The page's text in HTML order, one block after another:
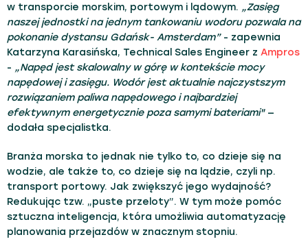
w transporcie morskim, portowym i lądowym. „Zasięg
naszej jednostki na jednym tankowaniu wodoru pozwala na
pokonanie dystansu Gdańsk- Amsterdam” - zapewnia
Katarzyna Karasińska, Technical Sales Engineer z Ampros
- „Napęd jest skalowalny w górę w kontekście mocy
napędowej i zasięgu. Wodór jest aktualnie najczystszym
rozwiązaniem paliwa napędowego i najbardziej
efektywnym energetycznie poza samymi bateriami"—
dodała specjalistka.
Branża morska to jednak nie tylko to, co dzieje się na
wodzie, ale także to, co dzieje się na lądzie, czyli np.
transport portowy. Jak zwiększyć jego wydajność?
Redukując tzw. „puste przeloty”. W tym może pomóc
sztuczna inteligencja, która umożliwia automatyzację
planowania przejazdów w znacznym stopniu.